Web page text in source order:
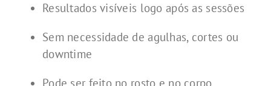
Resultados visíveis logo após as sessões
Sem necessidade de agulhas, cortes ou
downtime